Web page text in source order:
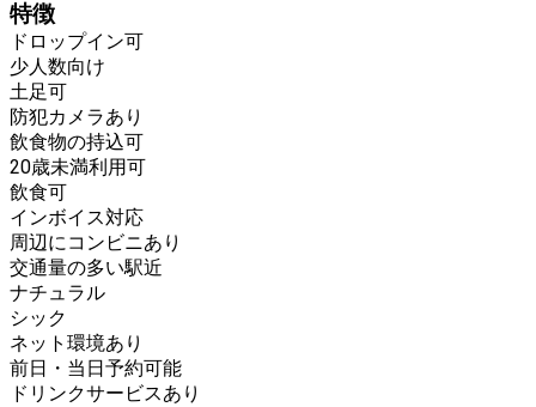
特徴
ドロップイン可
少人数向け
土足可
防犯カメラあり
飲食物の持込可
20歳未満利用可
飲食可
インボイス対応
周辺にコンビニあり
交通量の多い駅近
ナチュラル
シック
ネット環境あり
前日・当日予約可能
ドリンクサービスあり